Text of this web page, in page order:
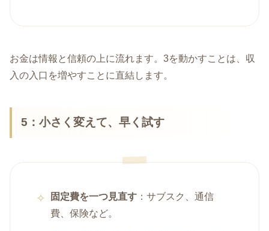
お金は情報と信頼の上に流れます。3を動かすことは、収
入の入口を増やすことに直結します。
5：小さく変えて、早く試す
固定費を一つ見直す ：サブスク、通信
費、保険など。